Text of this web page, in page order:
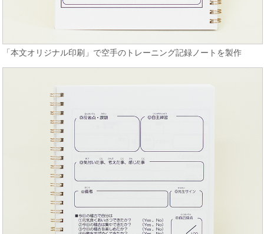
「本文オリジナル印刷」で空手のトレーニング記録ノートを製作